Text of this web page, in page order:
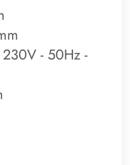
- 50Hz -